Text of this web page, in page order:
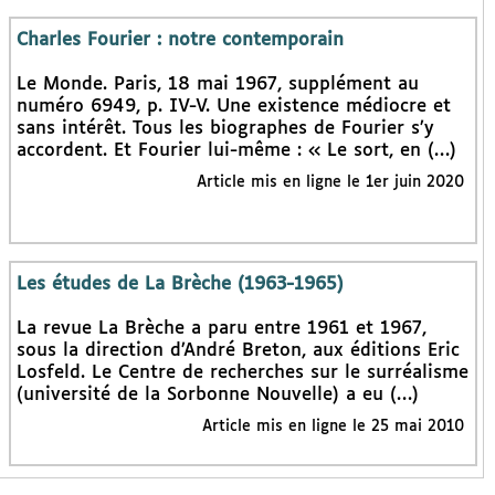
Charles Fourier : notre contemporain
Le Monde. Paris, 18 mai 1967, supplément au
numéro 6949, p. IV-V. Une existence médiocre et
sans intérêt. Tous les biographes de Fourier s’y
accordent. Et Fourier lui-même : « Le sort, en (…)
Article mis en ligne le 1er juin 2020
Les études de La Brèche (1963-1965)
La revue La Brèche a paru entre 1961 et 1967,
sous la direction d’André Breton, aux éditions Eric
Losfeld. Le Centre de recherches sur le surréalisme
(université de la Sorbonne Nouvelle) a eu (…)
Article mis en ligne le 25 mai 2010